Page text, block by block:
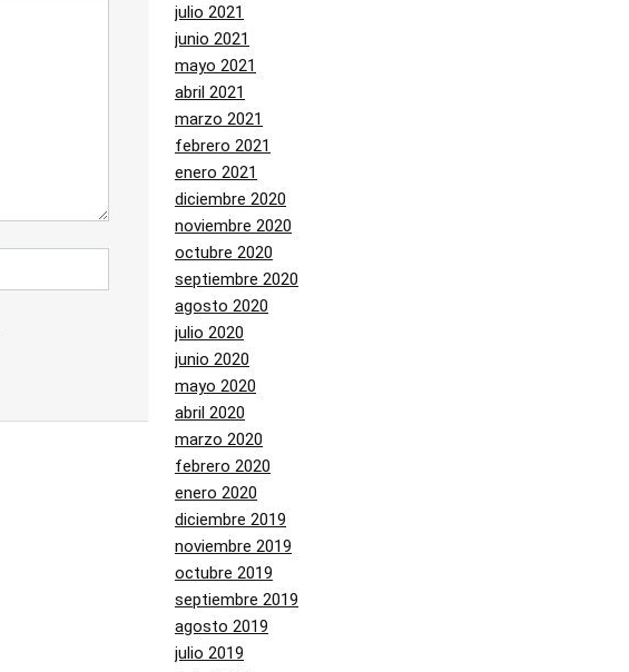
julio 2021
junio 2021
mayo 2021
abril 2021
marzo 2021
febrero 2021
enero 2021
diciembre 2020
noviembre 2020
octubre 2020
septiembre 2020
agosto 2020
julio 2020
junio 2020
mayo 2020
abril 2020
marzo 2020
febrero 2020
enero 2020
diciembre 2019
noviembre 2019
octubre 2019
septiembre 2019
agosto 2019
julio 2019